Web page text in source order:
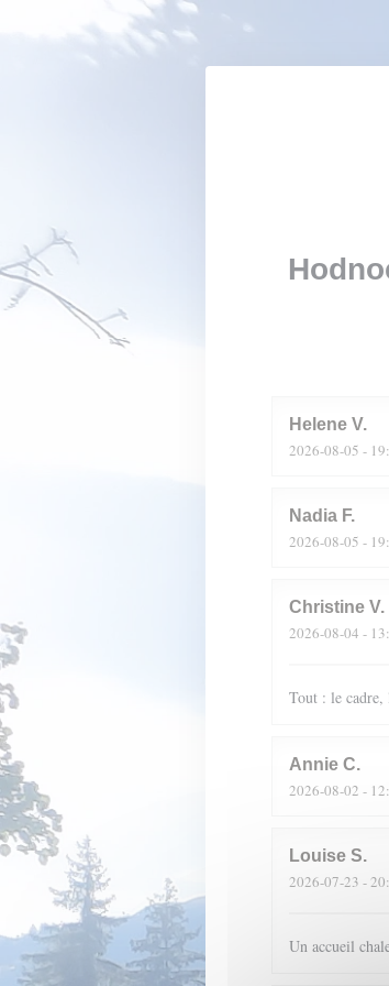
Panel pro správu cookies
Helene V
2026-08-05 -
Nadia F
2026-08-05 -
Christine V
2026-08-04 -
Tout : le cadre,
Annie C
2026-08-02 -
Louise S
2026-07-23 -
Un accueil